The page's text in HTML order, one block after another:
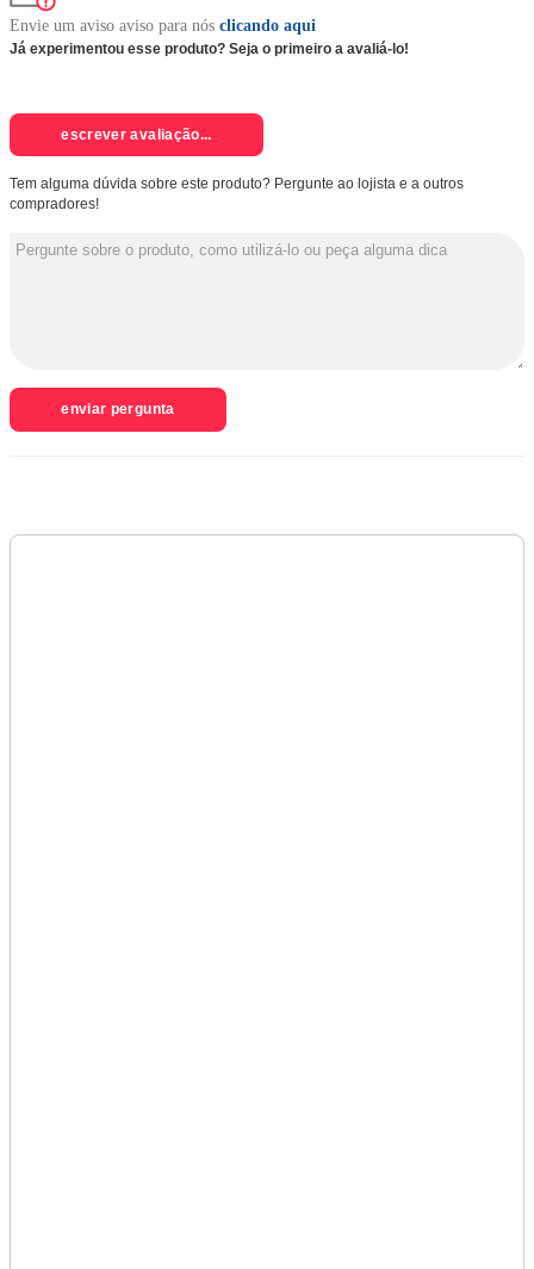
Envie um aviso aviso para nós clicando aqui
Já experimentou esse produto? Seja o primeiro a avaliá-lo!
escrever avaliação...
Tem alguma dúvida sobre este produto? Pergunte ao lojista e a outros
compradores!
enviar pergunta